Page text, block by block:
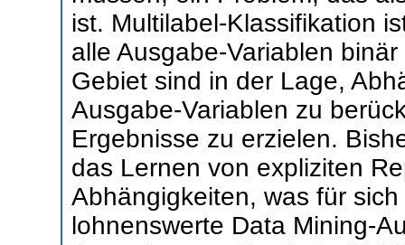
ist. Multilabel-Klassifikation
alle Ausgabe-Variablen
Gebiet sind in der Lage,
Ausgabe-Variablen zu
Ergebnisse zu erzielen.
das Lernen von expliziten
Abhängigkeiten, was für
lohnenswerte Data Mining-